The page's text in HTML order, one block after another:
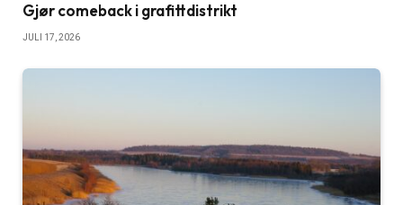
Gjør comeback i grafittdistrikt
JULI 17, 2026